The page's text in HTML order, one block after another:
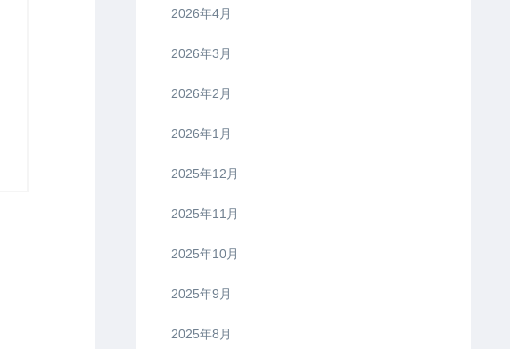
2026年4月
2026年3月
2026年2月
2026年1月
2025年12月
2025年11月
2025年10月
2025年9月
2025年8月